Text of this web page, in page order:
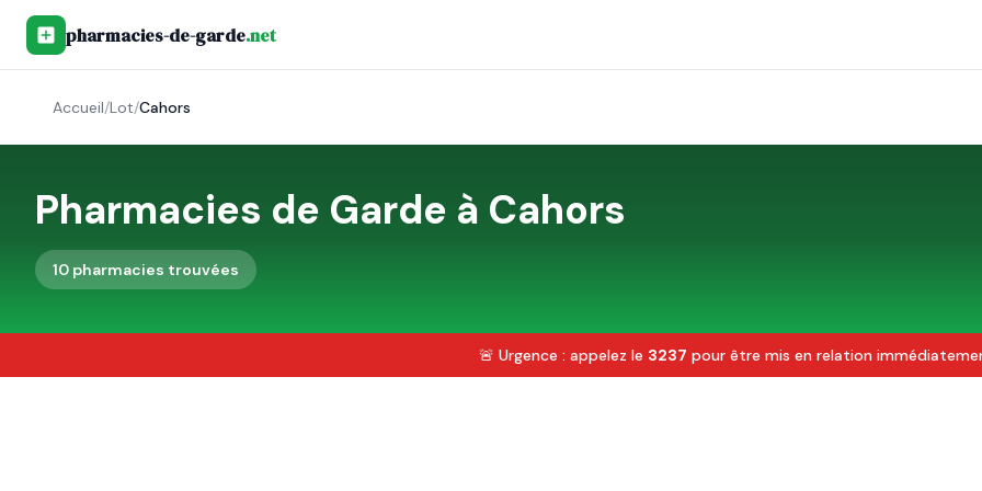
pharmacies-de-garde.net
Accueil/Lot/Cahors
Pharmacies de Garde à Cahors
10 pharmacies trouvées
🚨 Urgence : appelez le 3237 pour être mis en relation